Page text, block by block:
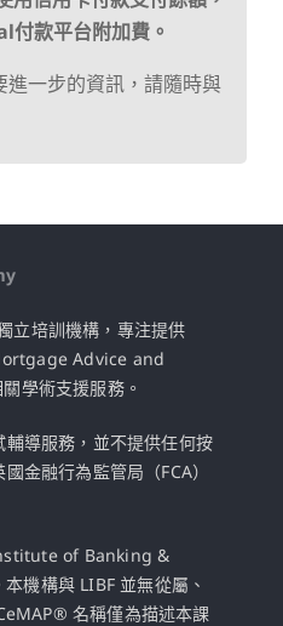
付款平台附加費。
一步的資訊，請隨時與
立培訓機構，專注提供
Advice and
學術支援服務。
導服務，並不提供任何按
金融行為監管局（FCA）
of Banking &
機構與 LIBF 並無從屬、
名稱僅為描述本課